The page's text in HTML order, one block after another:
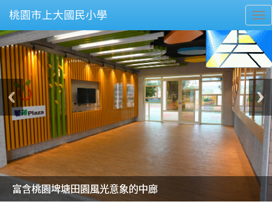
桃園市上大國民小學
美麗的操場是我們活力的來源
美麗的操場是我們活力的來源
煥然一新的小司令台
煥然一新的小司令台
富含桃園埤塘田園風光意象的中廊
富含桃園埤塘田園風光意象的中廊
嶄新的中庭廣場
嶄新的中庭廣場
水生池生生不息
水生池生生不息